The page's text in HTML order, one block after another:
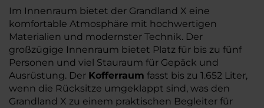
Im Innenraum bietet der Grandland X eine
komfortable Atmosphäre mit hochwertigen
Materialien und modernster Technik. Der
großzügige Innenraum bietet Platz für bis zu fünf
Personen und viel Stauraum für Gepäck und
Ausrüstung. Der Kofferraum fasst bis zu 1.652 Liter,
wenn die Rücksitze umgeklappt sind, was den
Grandland X zu einem praktischen Begleiter für